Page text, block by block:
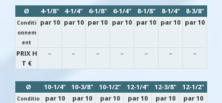
Ø 4-1/8" 4-1/4" 6-1/8" 6-1/4" 8-1/8" 8-1/4" 8-3/8"
Conditi
onnem
ent
par 10 par 10 par 10 par 10 par 10 par 10 par 10
PRIX H
T €
– – – – – – –
Ø 10-1/4" 10-3/8" 10-1/2" 12-1/4" 12-3/8" 12-1/2"
Conditio
par 10 par 10 par 10 par 10 par 10 par 10